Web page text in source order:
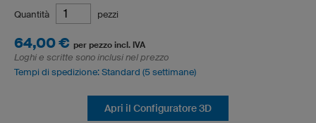
Quantità pezzi
64,00 € per pezzo incl. IVA
Loghi e scritte sono inclusi nel prezzo
Tempi di spedizione: Standard (5 settimane)
Apri il Configuratore 3D